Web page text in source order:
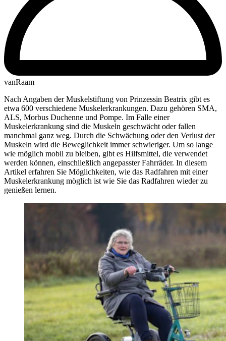
vanRaam
Nach Angaben der Muskelstiftung von Prinzessin Beatrix gibt es
etwa 600 verschiedene Muskelerkrankungen. Dazu gehören SMA,
ALS, Morbus Duchenne und Pompe. Im Falle einer
Muskelerkrankung sind die Muskeln geschwächt oder fallen
manchmal ganz weg. Durch die Schwächung oder den Verlust der
Muskeln wird die Beweglichkeit immer schwieriger. Um so lange
wie möglich mobil zu bleiben, gibt es Hilfsmittel, die verwendet
werden können, einschließlich angepasster Fahrräder. In diesem
Artikel erfahren Sie Möglichkeiten, wie das Radfahren mit einer
Muskelerkrankung möglich ist wie Sie das Radfahren wieder zu
genießen lernen.